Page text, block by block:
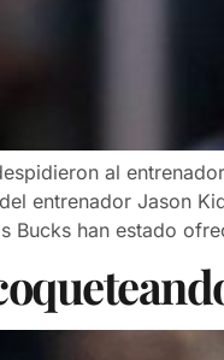
al
entrenador Jason
Bucks han estado